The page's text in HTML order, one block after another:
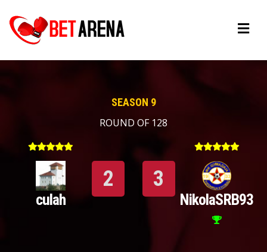
SEASON 9
ROUND OF 128
culah
2 3
NikolaSRB93